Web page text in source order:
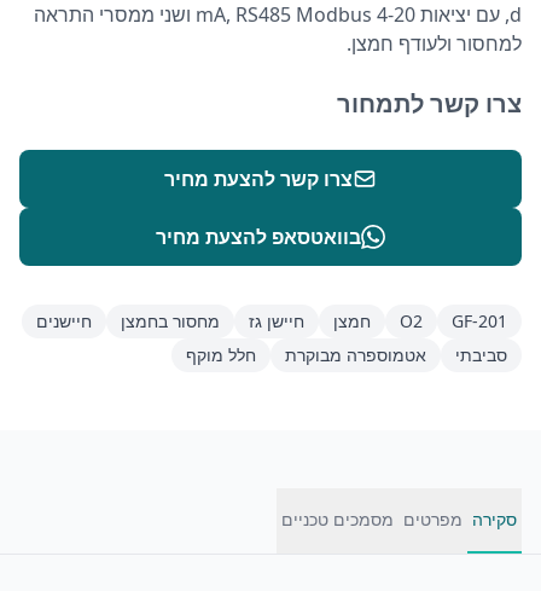
d, עם יציאות 4-20 mA, RS485 Modbus ושני ממסרי התראה
למחסור ולעודף חמצן.
צרו קשר לתמחור
צרו קשר להצעת מחיר
בוואטסאפ להצעת מחיר
GF-201
O2 חמצן חיישן גז מחסור בחמצן
חיישנים
סביבתי
אטמוספרה מבוקרת חלל מוקף
סקירה מפרטים מסמכים טכניים